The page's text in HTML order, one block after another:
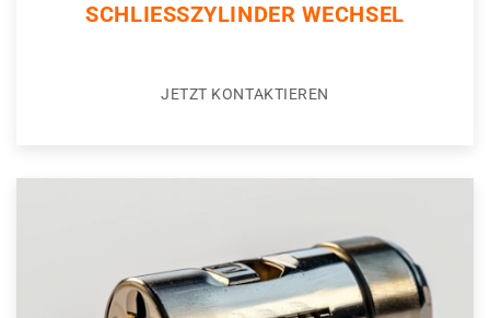
SCHLIESSZYLINDER WECHSEL
JETZT KONTAKTIEREN